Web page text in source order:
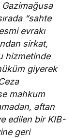
Gazimağusa
“sahte
evrakı
sirkat,
hizmetinde
giyerek
mahkum
aftan
edilen bir KIB-
geri